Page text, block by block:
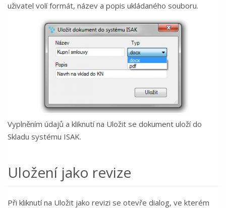
uživatel volí formát, název a popis ukládaného souboru.
Vyplněním údajů a kliknutí na Uložit se dokument uloží do
Skladu systému ISAK.
Uložení jako revize
Při kliknutí na Uložit jako revizi se otevře dialog, ve kterém